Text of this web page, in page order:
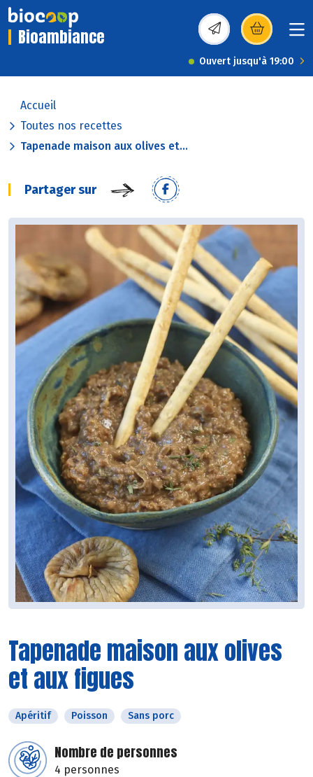
Bioambiance (s’ouvre dans une
Ouvert jusqu'à 19:00
Accueil
Toutes nos recettes
Tapenade maison aux olives et...
Partager sur
Tapenade maison aux olives
et aux figues
Apéritif Poisson Sans porc
Nombre de personnes
4 personnes